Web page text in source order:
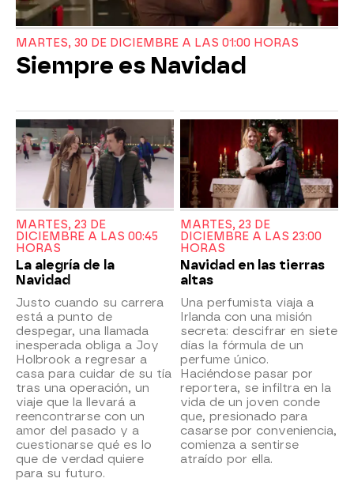
MARTES, 30 DE DICIEMBRE A LAS 01:00 HORAS
Siempre es Navidad
MARTES, 23 DE
DICIEMBRE A LAS 00:45
HORAS
La alegría de la
Navidad
Justo cuando su carrera
está a punto de
despegar, una llamada
inesperada obliga a Joy
Holbrook a regresar a
casa para cuidar de su tía
tras una operación, un
viaje que la llevará a
reencontrarse con un
amor del pasado y a
cuestionarse qué es lo
que de verdad quiere
para su futuro.
MARTES, 23 DE
DICIEMBRE A LAS 23:00
HORAS
Navidad en las tierras
altas
Una perfumista viaja a
Irlanda con una misión
secreta: descifrar en siete
días la fórmula de un
perfume único.
Haciéndose pasar por
reportera, se infiltra en la
vida de un joven conde
que, presionado para
casarse por conveniencia,
comienza a sentirse
atraído por ella.